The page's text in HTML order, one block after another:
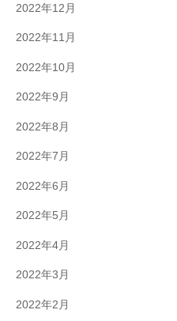
2022年12月
2022年11月
2022年10月
2022年9月
2022年8月
2022年7月
2022年6月
2022年5月
2022年4月
2022年3月
2022年2月